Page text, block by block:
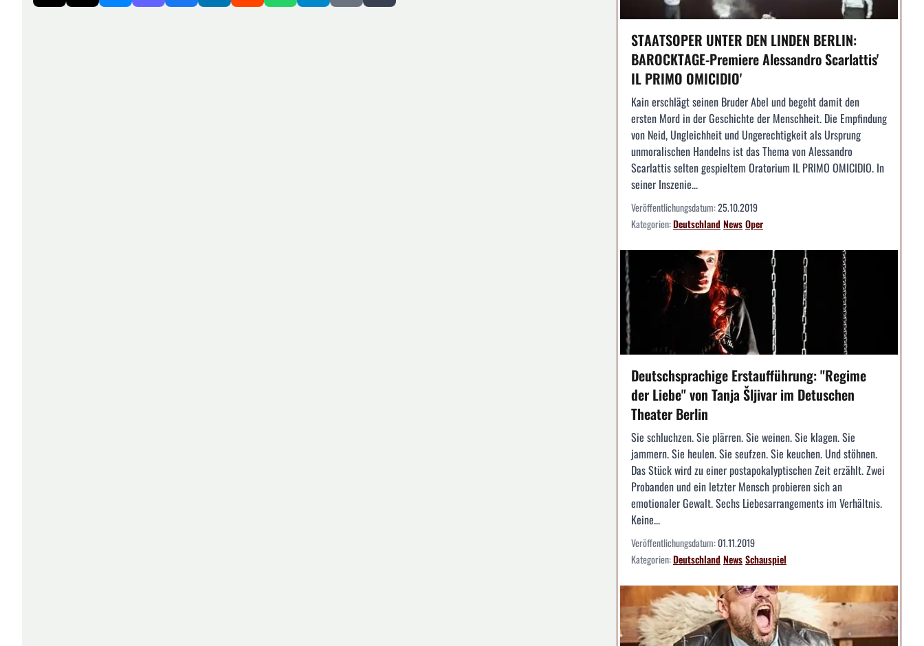
STAATSOPER UNTER DEN LINDEN BERLIN:
BAROCKTAGE-Premiere Alessandro Scarlattis'
IL PRIMO OMICIDIO'
Kain erschlägt seinen Bruder Abel und begeht damit den
ersten Mord in der Geschichte der Menschheit. Die Empfindung
von Neid, Ungleichheit und Ungerechtigkeit als Ursprung
unmoralischen Handelns ist das Thema von Alessandro
Scarlattis selten gespieltem Oratorium IL PRIMO OMICIDIO. In
seiner Inszenie...
Veröffentlichungsdatum:25.10.2019
Kategorien:DeutschlandNewsOper
Deutschsprachige Erstaufführung: "Regime
der Liebe" von Tanja Šljivar im Detuschen
Theater Berlin
Sie schluchzen. Sie plärren. Sie weinen. Sie klagen. Sie
jammern. Sie heulen. Sie seufzen. Sie keuchen. Und stöhnen.
Das Stück wird zu einer postapokalyptischen Zeit erzählt. Zwei
Probanden und ein letzter Mensch probieren sich an
emotionaler Gewalt. Sechs Liebesarrangements im Verhältnis.
Keine...
Veröffentlichungsdatum:01.11.2019
Kategorien:DeutschlandNewsSchauspiel